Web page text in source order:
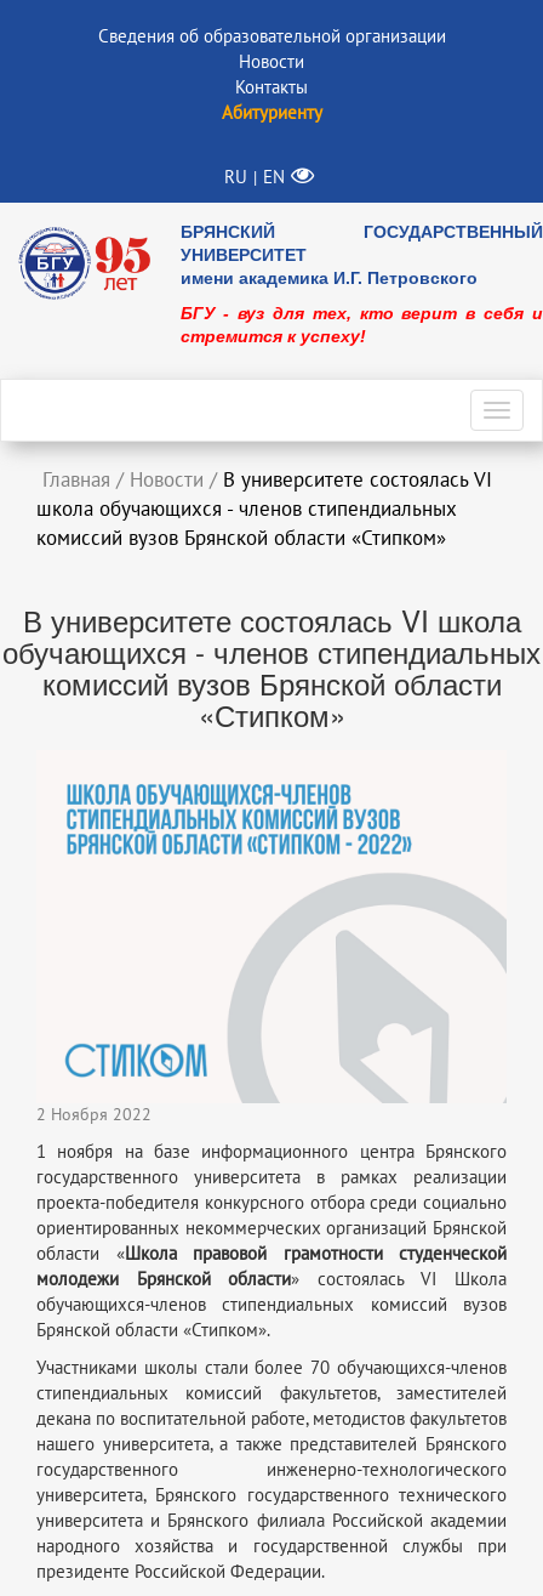
Сведения об образовательной организации
Новости
Контакты
Абитуриенту
RU | EN
БРЯНСКИЙ ГОСУДАРСТВЕННЫЙ
УНИВЕРСИТЕТ
имени академика И.Г. Петровского
БГУ - вуз для тех, кто верит в себя и
стремится к успеху!
Главная / Новости / В университете состоялась VI
школа обучающихся - членов стипендиальных
комиссий вузов Брянской области «Стипком»
В университете состоялась VI школа
обучающихся - членов стипендиальных
комиссий вузов Брянской области
«Стипком»
2 Ноября 2022
1 ноября на базе информационного центра Брянского
государственного университета в рамках реализации
проекта-победителя конкурсного отбора среди социально
ориентированных некоммерческих организаций Брянской
области «Школа правовой грамотности студенческой
молодежи Брянской области» состоялась VI Школа
обучающихся-членов стипендиальных комиссий вузов
Брянской области «Стипком».
Участниками школы стали более 70 обучающихся-членов
стипендиальных комиссий факультетов, заместителей
декана по воспитательной работе, методистов факультетов
нашего университета, а также представителей Брянского
государственного инженерно-технологического
университета, Брянского государственного технического
университета и Брянского филиала Российской академии
народного хозяйства и государственной службы при
президенте Российской Федерации.